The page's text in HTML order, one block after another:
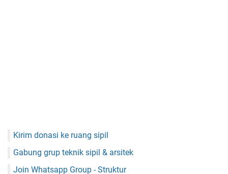
Kirim donasi ke ruang sipil
Gabung grup teknik sipil & arsitek
Join Whatsapp Group - Struktur